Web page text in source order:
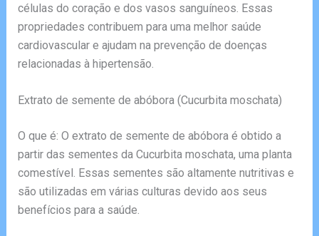
células do coração e dos vasos sanguíneos. Essas
propriedades contribuem para uma melhor saúde
cardiovascular e ajudam na prevenção de doenças
relacionadas à hipertensão.
Extrato de semente de abóbora (Cucurbita moschata)
O que é: O extrato de semente de abóbora é obtido a
partir das sementes da Cucurbita moschata, uma planta
comestível. Essas sementes são altamente nutritivas e
são utilizadas em várias culturas devido aos seus
benefícios para a saúde.